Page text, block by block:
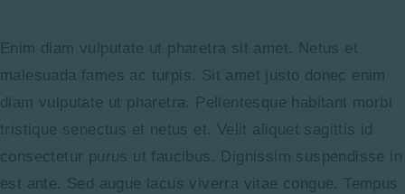
Enim diam vulputate ut pharetra sit amet. Netus et
malesuada fames ac turpis. Sit amet justo donec enim
diam vulputate ut pharetra. Pellentesque habitant morbi
tristique senectus et netus et. Velit aliquet sagittis id
consectetur purus ut faucibus. Dignissim suspendisse in
est ante. Sed augue lacus viverra vitae congue. Tempus